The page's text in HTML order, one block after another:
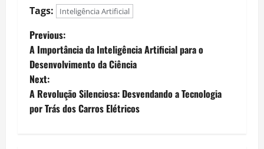
Tags: Inteligência Artificial
P
o
s
t
Previous:
A Importância da Inteligência Artificial para o
Desenvolvimento da Ciência
Next:
A Revolução Silenciosa: Desvendando a Tecnologia
por Trás dos Carros Elétricos